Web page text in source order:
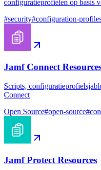
configuratieprofielen op basis
#security#configuration-
Jamf Connect
Scripts,
Connect
Open Source#open-source#
Jamf Protect Resources